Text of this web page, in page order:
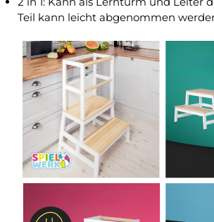
Teil kann leicht abgenommen